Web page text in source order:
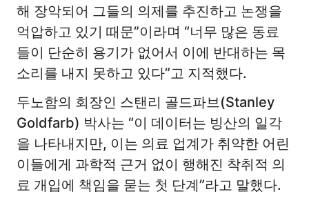
해 장악되어 그들의 의제를 추진하고 논쟁을
억압하고 있기 때문”이라며 “너무 많은 동료
들이 단순히 용기가 없어서 이에 반대하는 목
소리를 내지 못하고 있다”고 지적했다.
두노함의 회장인 스탠리 골드파브(Stanley
Goldfarb) 박사는 “이 데이터는 빙산의 일각
을 나타내지만, 이는 의료 업계가 취약한 어린
이들에게 과학적 근거 없이 행해진 착취적 의
료 개입에 책임을 묻는 첫 단계”라고 말했다.